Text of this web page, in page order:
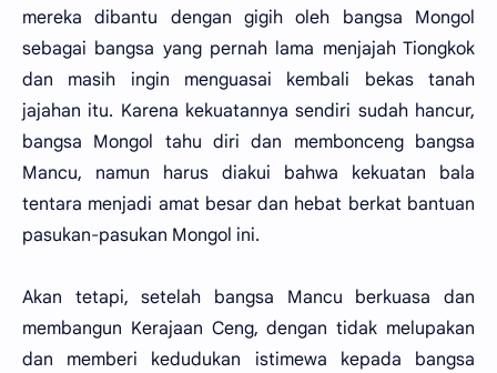
mereka dibantu dengan gigih oleh bangsa Mongol
sebagai bangsa yang pernah lama menjajah Tiongkok
dan masih ingin menguasai kembali bekas tanah
jajahan itu. Karena kekuatannya sendiri sudah hancur,
bangsa Mongol tahu diri dan membonceng bangsa
Mancu, namun harus diakui bahwa kekuatan bala
tentara menjadi amat besar dan hebat berkat bantuan
pasukan-pasukan Mongol ini.
Akan tetapi, setelah bangsa Mancu berkuasa dan
membangun Kerajaan Ceng, dengan tidak melupakan
dan memberi kedudukan istimewa kepada bangsa